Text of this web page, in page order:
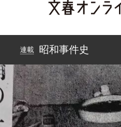
連載 昭和事件史